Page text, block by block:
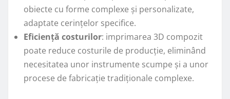
obiecte cu forme complexe și personalizate,
adaptate cerințelor specifice.
Eficiență costurilor: imprimarea 3D compozit
poate reduce costurile de producție, eliminând
necesitatea unor instrumente scumpe și a unor
procese de fabricație tradiționale complexe.